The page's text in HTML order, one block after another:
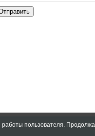
пользователя.